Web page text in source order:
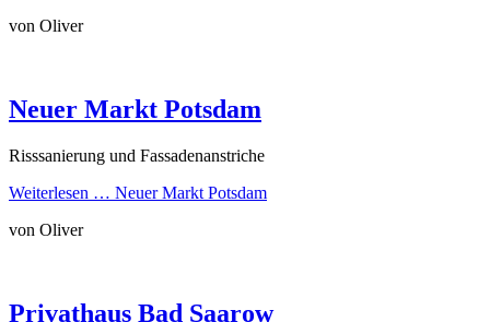
von Oliver
Neuer Markt Potsdam
Risssanierung und Fassadenanstriche
Weiterlesen … Neuer Markt Potsdam
von Oliver
Privathaus Bad Saarow